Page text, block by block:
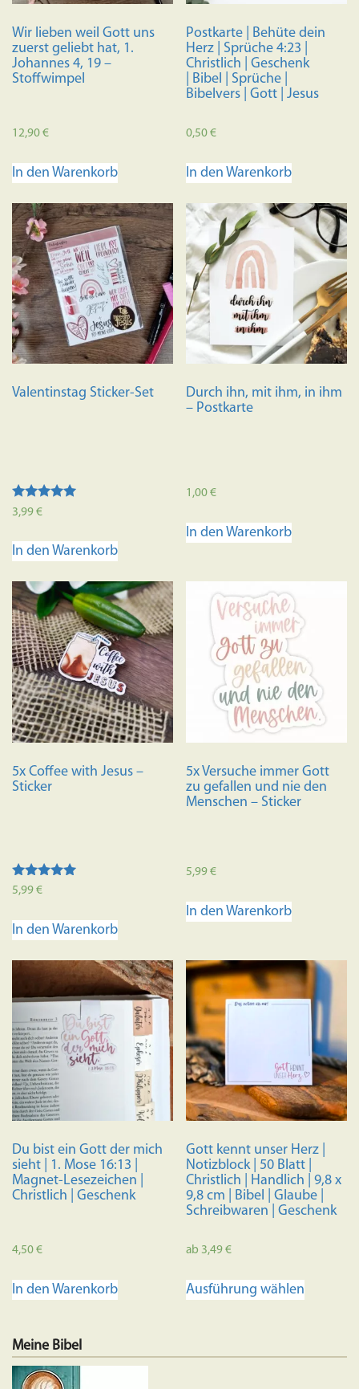
Wir lieben weil Gott uns
zuerst geliebt hat, 1.
Johannes 4, 19 –
Stoffwimpel
12,90€
In den Warenkorb
Postkarte | Behüte dein
Herz | Sprüche 4:23 |
Christlich | Geschenk
| Bibel | Sprüche |
Bibelvers | Gott | Jesus
0,50€
In den Warenkorb
Valentinstag Sticker-Set
Bewertet mit
5.00
3,99€
In den Warenkorb
Durch ihn, mit ihm, in ihm
– Postkarte
1,00€
In den Warenkorb
5x Coffee with Jesus –
Sticker
Bewertet mit
5,99€
In den Warenkorb
5x Versuche immer Gott
zu gefallen und nie den
Menschen – Sticker
5,99€
In den Warenkorb
Du bist ein Gott der mich
sieht | 1. Mose 16:13 |
Magnet-Lesezeichen |
Christlich | Geschenk
4,50€
In den Warenkorb
Gott kennt unser Herz |
Notizblock | 50 Blatt |
Christlich | Handlich | 9,8 x
9,8 cm | Bibel | Glaube |
Schreibwaren | Geschenk
ab 3,49€
Ausführung wählen
Meine Bibel